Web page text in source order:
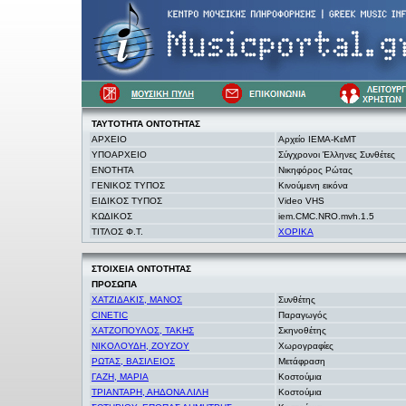
ΤΑΥΤΟΤΗΤΑ ΟΝΤΟΤΗΤΑΣ
ΑΡΧΕΙΟ
Αρχείο ΙΕΜΑ-ΚεΜΤ
ΥΠΟΑΡΧΕΙΟ
Σύγχρονοι Έλληνες Συνθέτες
ΕΝΟΤΗΤΑ
Νικηφόρος Ρώτας
ΓΕΝΙΚΟΣ ΤΥΠΟΣ
Κινούμενη εικόνα
ΕΙΔΙΚΟΣ ΤΥΠΟΣ
Video VHS
ΚΩΔΙΚΟΣ
iem.CMC.NRO.mvh.1.5
ΤΙΤΛΟΣ Φ.Τ.
ΧΟΡΙΚΑ
ΣΤΟΙΧΕΙΑ ΟΝΤΟΤΗΤΑΣ
ΠΡΟΣΩΠΑ
ΧΑΤΖΙΔΑΚΙΣ, ΜΑΝΟΣ
Συνθέτης
CINETIC
Παραγωγός
ΧΑΤΖΟΠΟΥΛΟΣ, ΤΑΚΗΣ
Σκηνοθέτης
ΝΙΚΟΛΟΥΔΗ, ΖΟΥΖΟΥ
Χωρογραφίες
ΡΩΤΑΣ, ΒΑΣΙΛΕΙΟΣ
Μετάφραση
ΓΑΖΗ, ΜΑΡΙΑ
Κοστούμια
ΤΡΙΑΝΤΑΡΗ, ΑΗΔΟΝΑ ΛΙΛΗ
Κοστούμια